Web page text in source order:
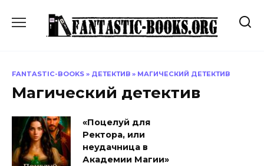
содержанию
FANTASTIC-BOOKS » ДЕТЕКТИВ » МАГИЧЕСКИЙ ДЕТЕКТИВ
Магический детектив
«Поцелуй для
Ректора, или
неудачница в
Академии Магии»